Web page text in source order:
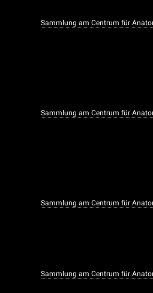
Sammlung am Centrum für
Sammlung am Centrum für
Sammlung am Centrum für
Sammlung am Centrum für